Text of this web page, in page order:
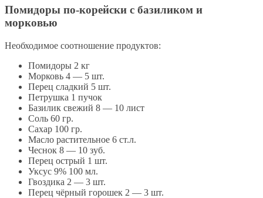
Помидоры по-корейски с базиликом и
морковью
Необходимое соотношение продуктов:
Помидоры 2 кг
Морковь 4 — 5 шт.
Перец сладкий 5 шт.
Петрушка 1 пучoк
Базилик свежий 8 — 10 лист
Соль 60 гр.
Сахар 100 гр.
Масло растительное 6 ст.л.
Чеснок 8 — 10 зуб.
Перец острый 1 шт.
Уксус 9% 100 мл.
Гвоздика 2 — 3 шт.
Перец чёрный горошек 2 — 3 шт.